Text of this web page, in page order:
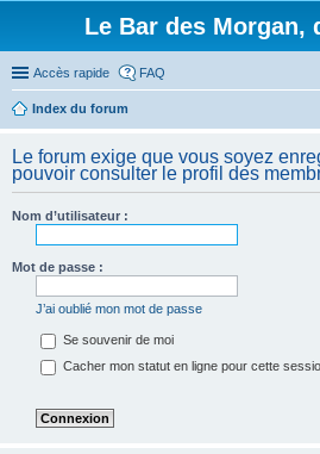
Le Bar des Morgan,
Accès rapide FAQ
Index du forum
Le forum exige que vous soyez
pouvoir consulter le profil des
Nom d’utilisateur :
Mot de passe :
J’ai oublié mon mot de passe
Se souvenir de moi
Cacher mon statut en ligne pour cette